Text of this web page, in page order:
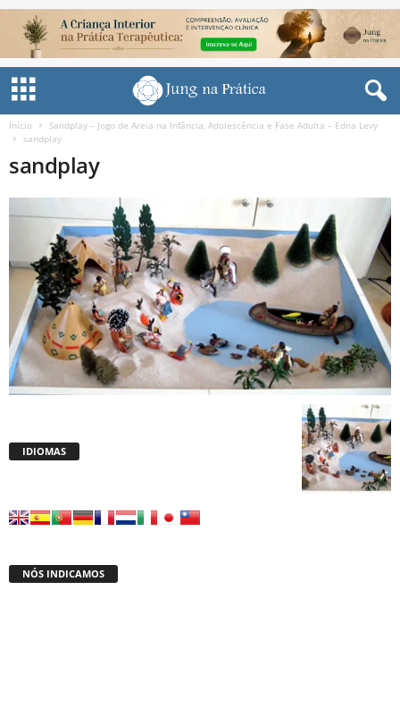
Início
Sandplay – Jogo de Areia na Infância, Adolescência e Fase Adulta – Edna Levy
sandplay
sandplay
IDIOMAS
NÓS INDICAMOS